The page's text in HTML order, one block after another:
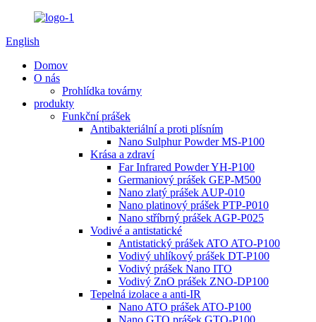
English
Domov
O nás
Prohlídka továrny
produkty
Funkční prášek
Antibakteriální a proti plísním
Nano Sulphur Powder MS-P100
Krása a zdraví
Far Infrared Powder YH-P100
Germaniový prášek GEP-M500
Nano zlatý prášek AUP-010
Nano platinový prášek PTP-P010
Nano stříbrný prášek AGP-P025
Vodivé a antistatické
Antistatický prášek ATO ATO-P100
Vodivý uhlíkový prášek DT-P100
Vodivý prášek Nano ITO
Vodivý ZnO prášek ZNO-DP100
Tepelná izolace a anti-IR
Nano ATO prášek ATO-P100
Nano GTO prášek GTO-P100